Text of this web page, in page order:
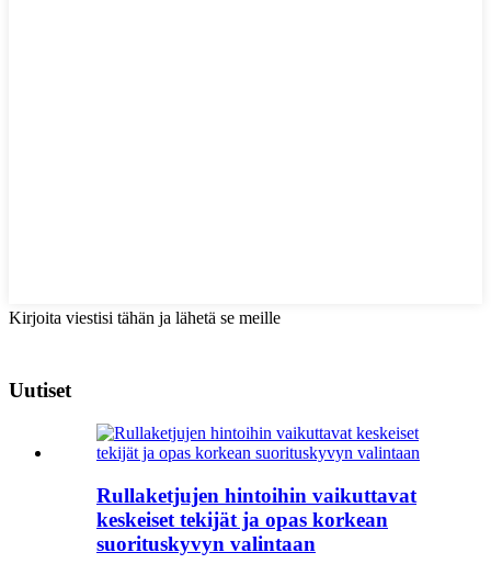
Kirjoita viestisi tähän ja lähetä se meille
Uutiset
Rullaketjujen hintoihin vaikuttavat
keskeiset tekijät ja opas korkean
suorituskyvyn valintaan